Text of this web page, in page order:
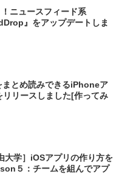
ニュースフィード系
』をアップデートしま
とめ読みできるiPhoneア
リースしました[作ってみ
大学］iOSアプリの作り方を
５：チームを組んでアプ